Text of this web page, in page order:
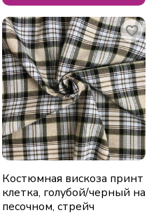
Костюмная вискоза принт
клетка, голубой/черный на
песочном, стрейч